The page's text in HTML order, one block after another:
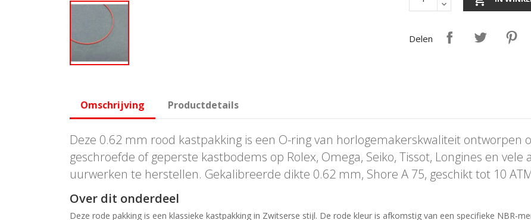
Delen
Omschrijving Productdetails
Deze 0.62 mm rood kastpakking is een O-ring van horlogemakerskwaliteit ontworpen
geschroefde of geperste kastbodems op Rolex, Omega, Seiko, Tissot, Longines en vele
uurwerken te herstellen. Gekalibreerde dikte 0.62 mm, Shore A 75, geschikt tot 10
Over dit onderdeel
Deze rode pakking is een klassieke kastpakking in Zwitserse stijl. De rode kleur is afkomstig van een specifieke NBR-